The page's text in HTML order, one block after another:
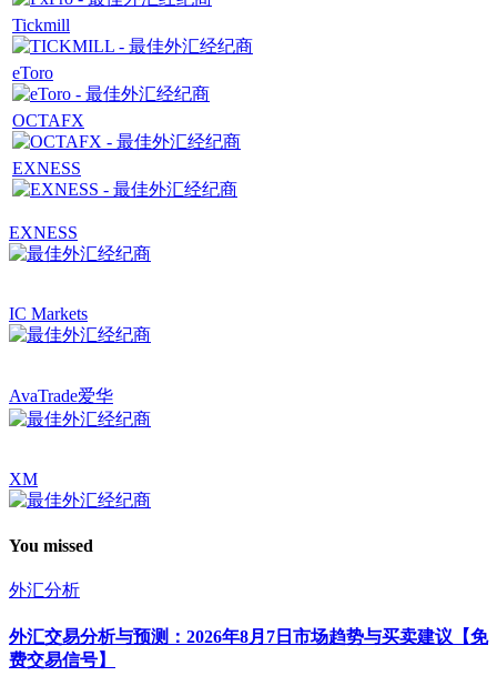
Tickmill
eToro
OCTAFX
EXNESS
EXNESS
IC Markets
AvaTrade爱华
XM
You missed
外汇分析
外汇交易分析与预测：2026年8月7日市场趋势与买卖建议【免
费交易信号】